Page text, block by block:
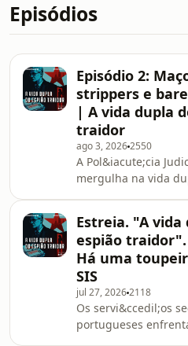
Episódios
Episódio 2:
strippers e
| A vida dupla
traidor
ago 3, 20262550
A Pol&iacute;cia
mergulha na vida
vivo que as suas
banc&aacute;rias
simplesmente
Entre idas
striptease e
com mulheres da
espi&atilde;o
Estreia. "A vida
espião traidor".
Há uma
SIS
jul 27, 20262118
Os servi&ccedil;os
portugueses